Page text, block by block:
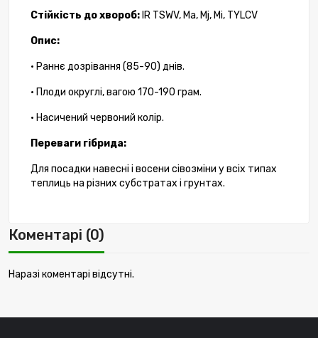
Стійкість до хвороб: IR TSWV, Ma, Mj, Mi, TYLCV
Опис:
• Раннє дозрівання (85-90) днів.
• Плоди округлі, вагою 170-190 грам.
• Насичений червоний колір.
Переваги гібрида:
Для посадки навесні і восени сівозміни у всіх типах
теплиць на різних субстратах і грунтах.
Коментарі (0)
Наразі коментарі відсутні.